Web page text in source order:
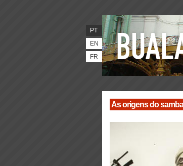
PT
EN
FR
As origens do